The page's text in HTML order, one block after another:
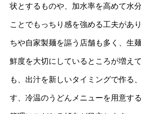
状とするものや、加水率を高めて水
ことでもっちり感を強める工夫があ
ちや自家製麺を謳う店舗も多く、生
鮮度を大切にしているところが増え
も、出汁を新しいタイミングで作る
す、冷温のうどんメニューを用意す